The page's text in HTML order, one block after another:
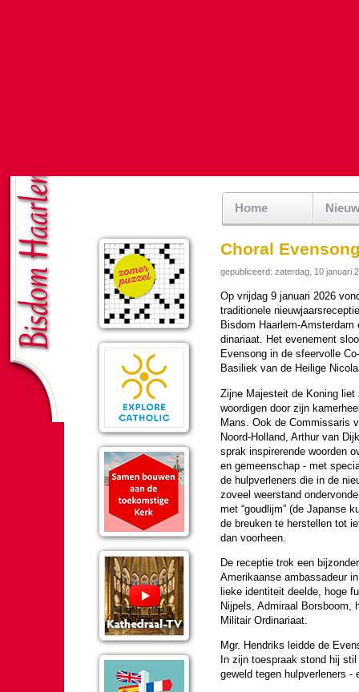
Home
Choral
gepubliceerd: zaterdag, 10 januari
Op vrij­dag 9 januari 2026
tra­di­tio­nele
Bisdom Haar­lem-
di­na­ri­aat. Het eve­ne­ment
Evensong in de sfeer­volle
Basiliek van de Heilige
Zijne Majes­teit de Koning
woor­digen door zijn
Mans. Ook de Com­mis­sa­ris
Noord-Holland, Arthur van
sprak in­spi­re­rende woor­den
en gemeen­schap - met
de hulp­ver­le­ners die in de
zoveel weerstand
met “goudlijm” (de Japanse
de breuken te her­stel­len tot
dan voor­heen.
De receptie trok een
Ameri­kaanse am­bas­sa­deur
lieke iden­ti­teit deelde, hoge
Nijpels, Admiraal Bors­boom,
Militair Or­di­na­ri­aat.
Mgr. Hendriks leidde de
In zijn toe­spraak stond hij
geweld tegen hulp­ver­le­ners -